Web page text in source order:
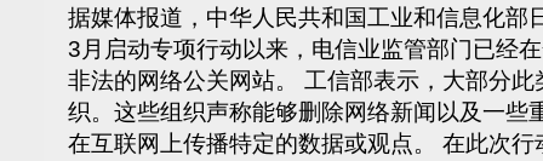
据媒体报道，中华人民共和国工业和信息化部
3月启动专项行动以来，电信业监管部门已经
非法的网络公关网站。 工信部表示，大部分
织。这些组织声称能够删除网络新闻以及一些
在互联网上传播特定的数据或观点。 在此次